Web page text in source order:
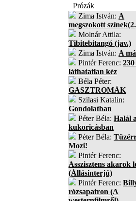
Prózák
Zima István: A
megszokott
Molnár Attila:
Tibitebitangó (jav.)
Zima István: A
Pintér Ferenc: 230
láthatatlan kéz
Béla Péter:
GASZTROMÁK
Szilasi Katalin:
Gondolatban
Péter Béla: Halál a
kukoricásban
Péter Béla:
Mozi!
Pintér Ferenc:
Asszisztens akarok
(Állásinterjú)
Pintér Ferenc:
rózsapatron (A